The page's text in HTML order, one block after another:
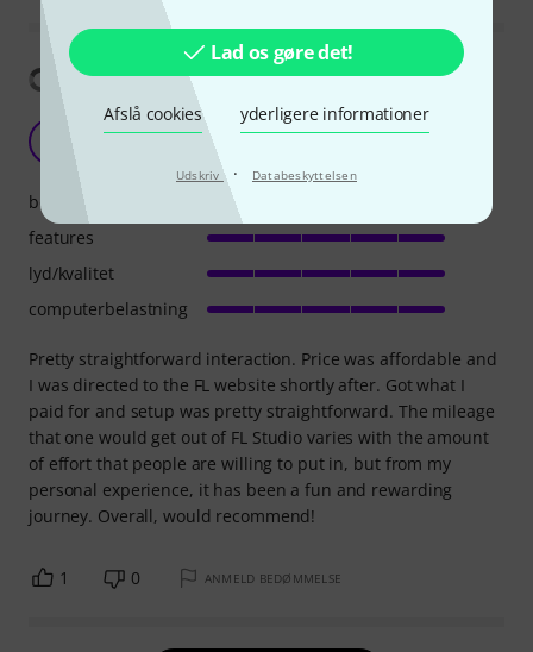
Lad os gøre det!
Afslå cookies yderligere informationer
Udskriv · Databeskyttelsen
Vis oversættelse
UwUCatAgent 03.04.2023
Pretty straightforward interaction. Price was affordable and
I was directed to the FL website shortly after. Got what I
paid for and setup was pretty straightforward. The mileage
that one would get out of FL Studio varies with the amount
of effort that people are willing to put in, but from my
personal experience, it has been a fun and rewarding
journey. Overall, would recommend!
betjening
features
lyd/kvalitet
computerbelastning
1 0 ANMELD BEDØMMELSE